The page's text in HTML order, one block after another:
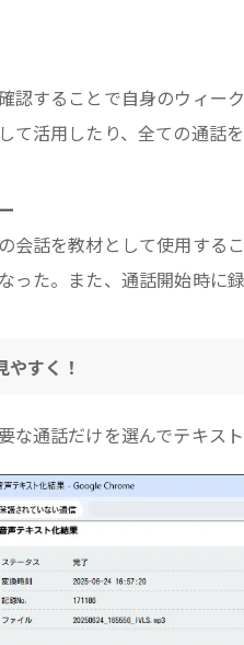
認することで自身のウィー
て活用したり、全ての通話
会話を教材として使用する
った。また、通話開始時に
すく！
な通話だけを選んでテキス